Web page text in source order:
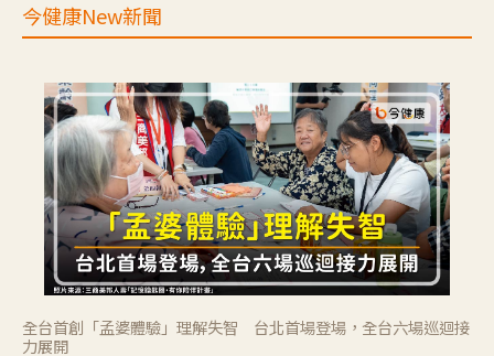
今健康New新聞
全台首創「孟婆體驗」理解失智 台北首場登場，全台六場巡迴接
力展開